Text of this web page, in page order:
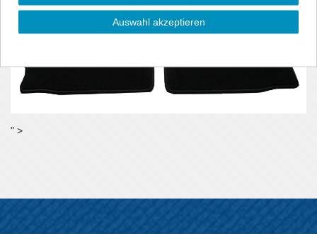
" >
Auswahl akzeptieren